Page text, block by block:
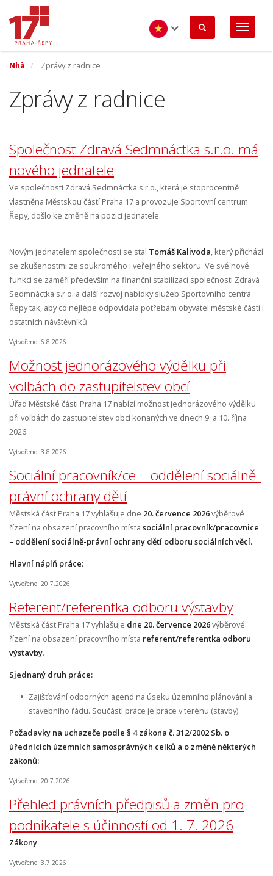
đến
dung
Vietnamese
Nhà
Zprávy z radnice
Zprávy z radnice
Společnost Zdravá Sedmnáctka s.r.o. má
nového jednatele
Ve společnosti Zdravá Sedmnáctka s.r.o., která je stoprocentně
vlastněna Městskou částí Praha 17 a provozuje Sportovní centrum
Řepy, došlo ke změně na pozici jednatele.
Novým jednatelem společnosti se stal Tomáš Kalivoda, který přichází
se zkušenostmi ze soukromého i veřejného sektoru. Ve své nové
funkci se zaměří především na finanční stabilizaci společnosti Zdravá
Sedmnáctka s.r.o. a další rozvoj nabídky služeb Sportovního centra
Řepy tak, aby co nejlépe odpovídala potřebám obyvatel městské části i
ostatních návštěvníků.
Vytvořeno: 6.8.2026
Možnost jednorázového výdělku při
volbách do zastupitelstev obcí
Úřad Městské části Praha 17 nabízí možnost jednorázového výdělku
při volbách do zastupitelstev obcí konaných ve dnech 9. a 10. října
2026
Vytvořeno: 3.8.2026
Sociální pracovník/ce – oddělení sociálně-
právní ochrany dětí
Městská část Praha 17 vyhlašuje dne 20. července 2026výběrové
řízení na obsazení pracovního místa sociální pracovník/pracovnice
– oddělení sociálně-právní ochrany dětí odboru sociálních věcí.
Hlavní náplň práce:
Vytvořeno: 20.7.2026
Referent/referentka odboru výstavby
Městská část Praha 17 vyhlašuje dne 20. července 2026výběrové
řízení na obsazení pracovního místa referent/referentka odboru
výstavby.
Sjednaný druh práce:
Zajišťování odborných agend na úseku územního plánování a
stavebního řádu. Součástí práce je práce v terénu (stavby).
Požadavky na uchazeče podle § 4 zákona č. 312/2002 Sb. o
úřednících územních samosprávných celků a o změně některých
zákonů:
Vytvořeno: 20.7.2026
Přehled právních předpisů a změn pro
podnikatele s účinností od 1. 7. 2026
Zákony
Vytvořeno: 3.7.2026